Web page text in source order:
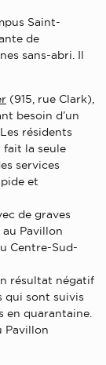
Saint-
de
sans-abri. Il
(915, rue Clark),
besoin d’un
résidents
fait la seule
services
et
de graves
Pavillon
Centre-Sud-
résultat négatif
qui sont suivis
en quarantaine.
Pavillon